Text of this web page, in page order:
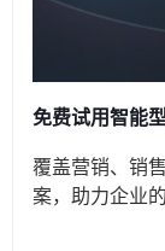
免费试用智能
覆盖营销、销
案，助力企业